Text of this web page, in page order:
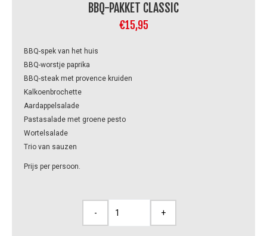
BBQ-PAKKET CLASSIC
€15,95
BBQ-spek van het huis
BBQ-worstje paprika
BBQ-steak met provence kruiden
Kalkoenbrochette
Aardappelsalade
Pastasalade met groene pesto
Wortelsalade
Trio van sauzen
Prijs per persoon.
- +